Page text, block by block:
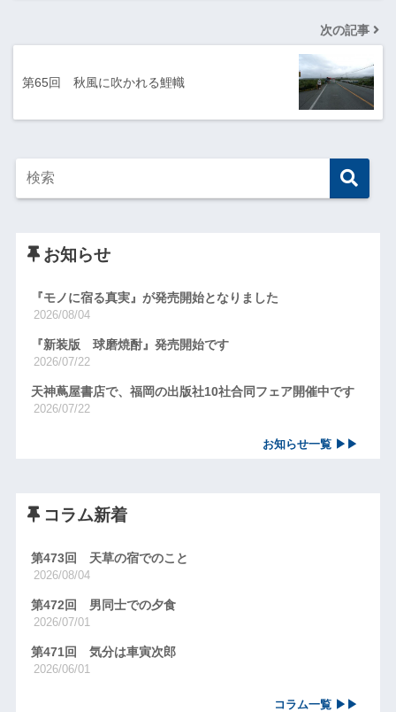
次の記事
第65回 秋風に吹かれる鯉幟
お知らせ
『モノに宿る真実』が発売開始となりました
2026/08/04
『新装版 球磨焼酎』発売開始です
2026/07/22
天神蔦屋書店で、福岡の出版社10社合同フェア開催中です
2026/07/22
お知らせ一覧 ▶▶
コラム新着
第473回 天草の宿でのこと
2026/08/04
第472回 男同士での夕食
2026/07/01
第471回 気分は車寅次郎
2026/06/01
コラム一覧 ▶▶